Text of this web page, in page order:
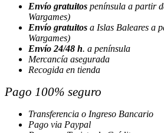
Envío gratuitos península a
Wargames)
Envío gratuitos a Islas Baleares a
Wargames)
Envío 24/48 h. a península
Mercancía asegurada
Recogida en tienda
Pago 100% seguro
Transferencia o Ingreso Bancario
Pago via Paypal